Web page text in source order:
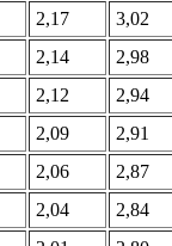
2,17
3,02
2,14
2,98
2,12
2,94
2,09
2,91
2,06
2,87
2,04
2,84